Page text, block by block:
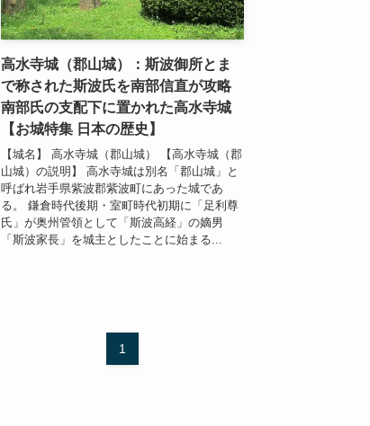
高水寺城（郡山城）：斯波御所とま
で称された斯波氏を南部信直が攻略
南部氏の支配下に置かれた高水寺城
【お城特集 日本の歴史】
【城名】 高水寺城（郡山城） 【高水寺城（郡
山城）の説明】 高水寺城は別名「郡山城」と
呼ばれ岩手県紫波郡紫波町にあった城であ
る。 鎌倉時代後期・室町時代初期に「足利尊
氏」が奥州管領として「斯波高経」の嫡男
「斯波家長」を城主としたことに始まる...
1